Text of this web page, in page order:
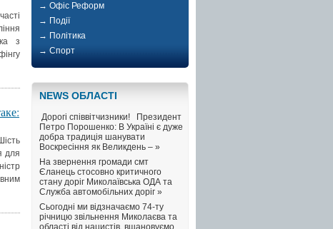
з
для
→ Офіс Реформ
→ Події
→ Політика
→ Спорт
NEWS ОБЛАСТI
Дорогі співвітчизники! Президент
Петро Порошенко: В Україні є дуже
добра традиція шанувати
Воскресіння як Великдень – »
На звернення громади смт
Єланець стосовно критичного
стану доріг Миколаївська ОДА та
Служба автомобільних доріг »
Сьогодні ми відзначаємо 74-ту
річницю звільнення Миколаєва та
області від нацистів, вшановуємо